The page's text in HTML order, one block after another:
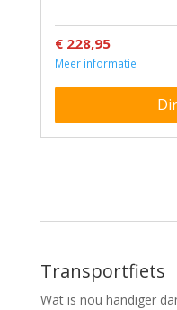
€ 228,95
Meer informatie
Transportfiets
Wat is nou handiger